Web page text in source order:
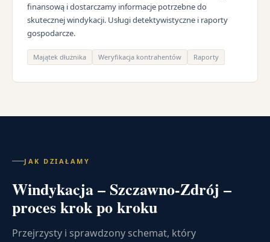
finansową i dostarczamy informacje potrzebne do
skutecznej windykacji. Usługi detektywistyczne i raporty
gospodarcze.
Majątek dłużnika Weryfikacja kontrahentów Raporty
JAK DZIAŁAMY
Windykacja – Szczawno-Zdrój –
proces krok po kroku
Przejrzysty i sprawdzony schemat, który